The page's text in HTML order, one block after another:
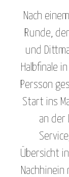
Nach
Runde,
und
Halbfinale
Persson
Start ins
an der
Übersicht